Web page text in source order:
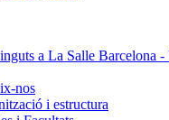
a La Salle Barcelona
nos
i estructura